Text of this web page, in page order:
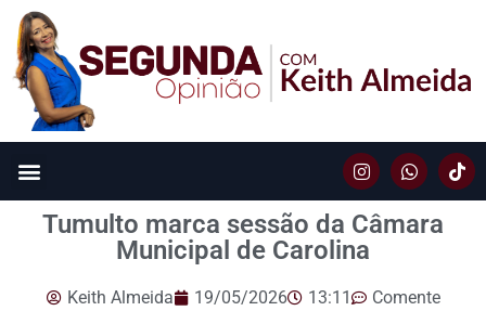
Tumulto marca sessão da Câmara
Municipal de Carolina
Keith Almeida 19/05/2026 13:11 Comente